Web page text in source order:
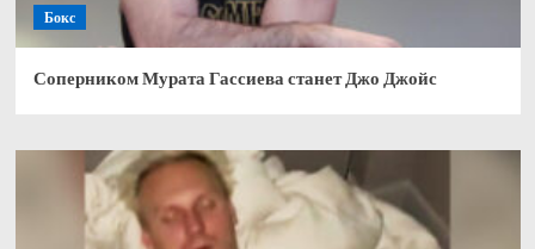
Бокс
Соперником Мурата Гассиева станет Джо Джойс